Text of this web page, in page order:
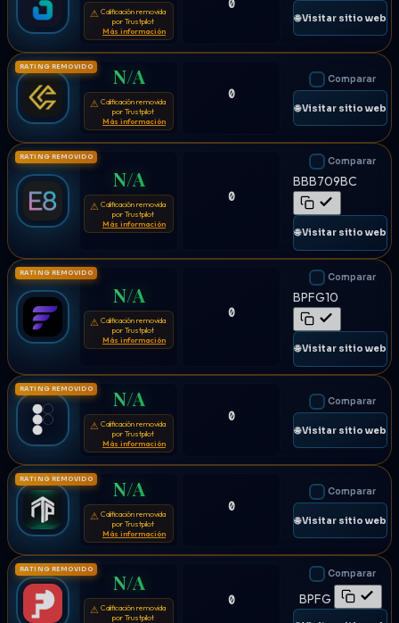
⚠ Calificación removida
por Trustpilot
Más información
0
🌐 Visitar sitio web
RATING REMOVIDO N/A
⚠ Calificación removida
por Trustpilot
Más información
0
Comparar
🌐 Visitar sitio web
RATING REMOVIDO
N/A
⚠ Calificación removida
por Trustpilot
Más información
0
Comparar
BBB709BC
🌐 Visitar sitio web
RATING REMOVIDO
N/A
⚠ Calificación removida
por Trustpilot
Más información
0
Comparar
BPFG10
🌐 Visitar sitio web
RATING REMOVIDO N/A
⚠ Calificación removida
por Trustpilot
Más información
0
Comparar
🌐 Visitar sitio web
RATING REMOVIDO N/A
⚠ Calificación removida
por Trustpilot
Más información
0
Comparar
🌐 Visitar sitio web
RATING REMOVIDO
N/A
⚠ Calificación removida
por Trustpilot
0
Comparar
BPFG